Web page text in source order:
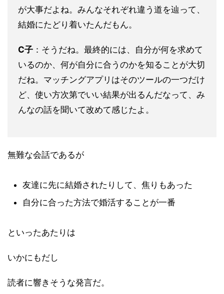
が大事だよね。みんなそれぞれ違う道を辿って、
結婚にたどり着いたんだもん。
C子 ：そうだね。最終的には、自分が何を求めて
いるのか、何が自分に合うのかを知ることが大切
だね。マッチングアプリはそのツールの一つだけ
ど、使い方次第でいい結果が出るんだなって、み
んなの話を聞いて改めて感じたよ。
無難な会話であるが
友達に先に結婚されたりして、焦りもあった
自分に合った方法で婚活することが一番
といったあたりは
いかにもだし
読者に響きそうな発言だ。